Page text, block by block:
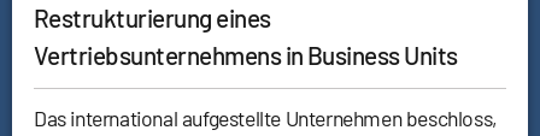
Restrukturierung eines
Vertriebsunternehmens in Business Units
Das international aufgestellte Unternehmen beschloss,